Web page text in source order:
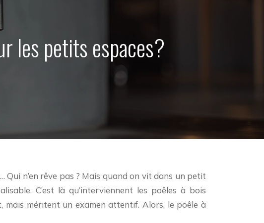
les petits espaces?
C’est là qu’interviennent les poêles à bois
mais méritent un examen attentif. Alors, le poêle à